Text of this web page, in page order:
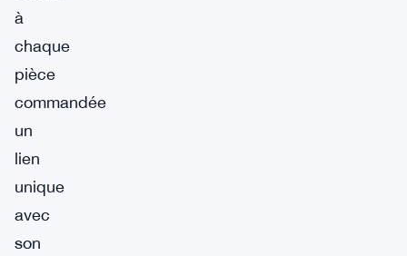
à
chaque
pièce
commandée
un
lien
unique
avec
son